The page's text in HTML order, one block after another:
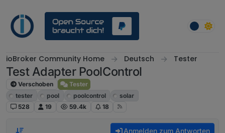
ioBroker Community Home Deutsch Tester
Test Adapter PoolControl
Verschoben
Tester
tester
pool poolcontrol
solar
528
19 59.4k 18
Anmelden zum Antworten